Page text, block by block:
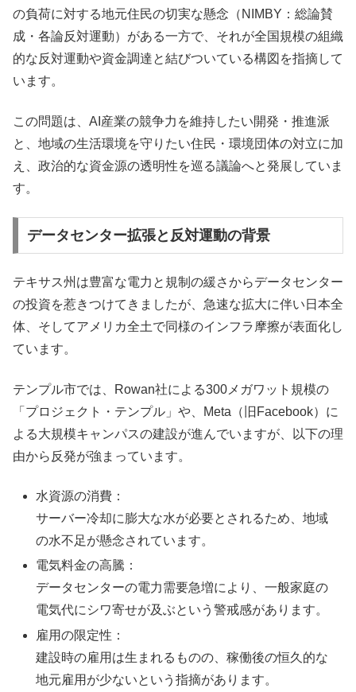
の負荷に対する地元住民の切実な懸念（NIMBY：総論賛
成・各論反対運動）がある一方で、それが全国規模の組織
的な反対運動や資金調達と結びついている構図を指摘して
います。
この問題は、AI産業の競争力を維持したい開発・推進派
と、地域の生活環境を守りたい住民・環境団体の対立に加
え、政治的な資金源の透明性を巡る議論へと発展していま
す。
データセンター拡張と反対運動の背景
テキサス州は豊富な電力と規制の緩さからデータセンター
の投資を惹きつけてきましたが、急速な拡大に伴い日本全
体、そしてアメリカ全土で同様のインフラ摩擦が表面化し
ています。
テンプル市では、Rowan社による300メガワット規模の
「プロジェクト・テンプル」や、Meta（旧Facebook）に
よる大規模キャンパスの建設が進んでいますが、以下の理
由から反発が強まっています。
水資源の消費：
サーバー冷却に膨大な水が必要とされるため、地域
の水不足が懸念されています。
電気料金の高騰：
データセンターの電力需要急増により、一般家庭の
電気代にシワ寄せが及ぶという警戒感があります。
雇用の限定性：
建設時の雇用は生まれるものの、稼働後の恒久的な
地元雇用が少ないという指摘があります。